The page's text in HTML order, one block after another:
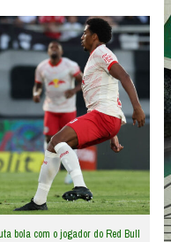
bola com o jogador do Red Bull